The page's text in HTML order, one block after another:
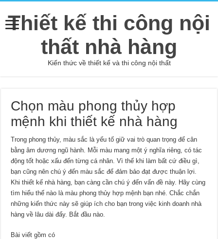
Thiết kế thi công nội
thất nhà hàng
Kiến thức về thiết kế và thi công nội thất
Chọn màu phong thủy hợp
mệnh khi thiết kế nhà hàng
Trong phong thủy, màu sắc là yếu tố giữ vai trò quan trọng để cân
bằng âm dương ngũ hành. Mỗi màu mang một ý nghĩa riêng, có tác
động tốt hoặc xấu đến từng cá nhân. Vì thế khi làm bất cứ điều gì,
bạn cũng nên chú ý đến màu sắc để đảm bảo đạt được thuận lợi.
Khi thiết kế nhà hàng, bạn càng cần chú ý đến vấn đề này. Hãy cùng
tìm hiểu thế nào là màu phong thủy hợp mệnh bạn nhé. Chắc chắn
những kiến thức này sẽ giúp ích cho bạn trong việc kinh doanh nhà
hàng về lâu dài đấy. Bắt đầu nào.
Bài viết gồm có